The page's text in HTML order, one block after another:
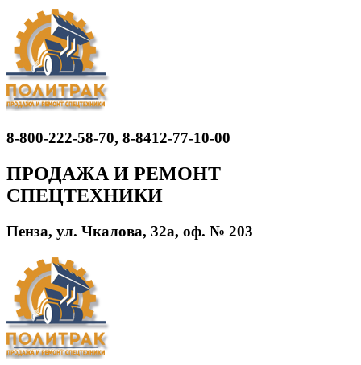
8-800-222-58-70, 8-8412-77-10-00
ПРОДАЖА И РЕМОНТ
СПЕЦТЕХНИКИ
Пенза, ул. Чкалова, 32а, оф. № 203